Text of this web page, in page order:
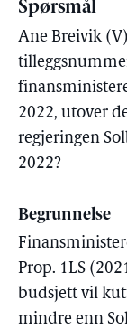
Spørsmål
Ane Breivik
2022, utover
regjeringen
2022?
Begrunnelse
Prop. 1LS
budsjett vil
mindre enn